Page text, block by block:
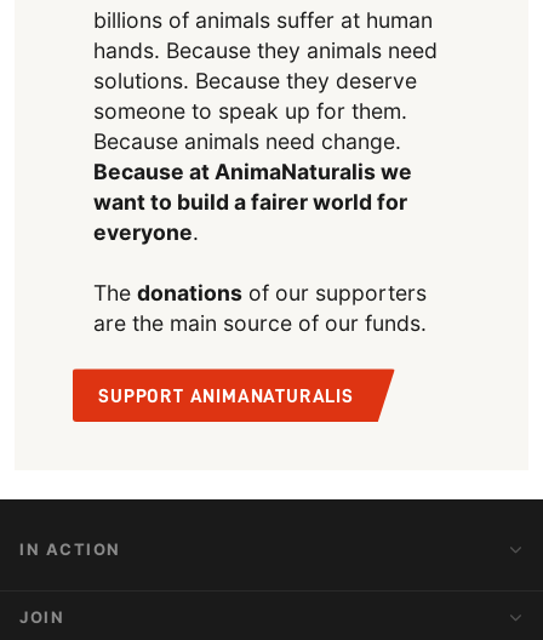
billions of animals suffer at human
hands. Because they animals need
solutions. Because they deserve
someone to speak up for them.
Because animals need change.
Because at AnimaNaturalis we
want to build a fairer world for
everyone.
The donationsof our supporters
are the main source of our funds.
SUPPORT ANIMANATURALIS
IN ACTION
Action Alerts
JOIN